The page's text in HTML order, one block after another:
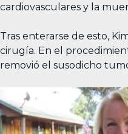
cardiovasculares y la
Tras enterarse de esto,
cirugía. En el
removió el susodicho